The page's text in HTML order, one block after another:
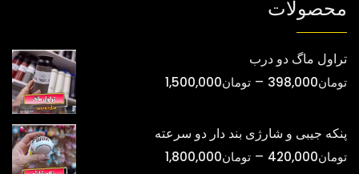
محصولات
تراول ماگ دو درب
تومان398,000
– تومان1,500,000محدوده
پنکه جیبی و شارژی بند دار دو سرعته
تومان420,000
– تومان1,800,000محدوده